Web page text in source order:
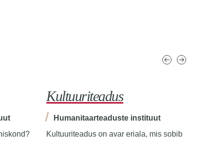
Kultuuriteadus
Humanitaarteaduste instituut
Kultuuriteadus on avar eriala, mis sobib